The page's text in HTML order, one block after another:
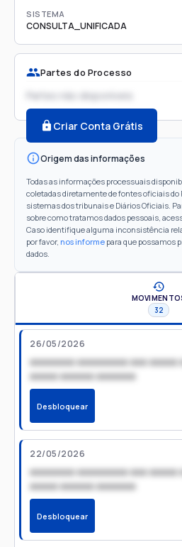
SISTEMA
CONSULTA_UNIFICADA
Partes do Processo
Partes não disponíveis
Criar Conta Grátis
Origem das informações
Todas as informações processuais
coletadas diretamente de fontes oficiais do
sistemas dos tribunais e Diários Oficiais.
sobre como tratamos dados pessoais,
Caso identifique alguma inconsistência
por favor, nos informe para que possamos
dados.
32
26/05/2026
xxxxxxxx xxxxxxxxx xxx xxxxx
xxxxx xxxxxx xxxxxxx
Desbloquear
22/05/2026
xxxxxxxx xxxxxxxxx xxx xxxxx
xxxxx xxxxxx xxxxxxx
Desbloquear